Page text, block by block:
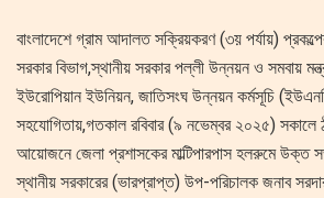
বাংলাদেশে গ্রাম আদালত সক্রিয়করণ (৩য় পর্যায়)
সরকার বিভাগ,স্থানীয় সরকার পল্লী উন্নয়ন ও সমবায়
ইউরোপিয়ান ইউনিয়ন, জাতিসংঘ উন্নয়ন কর্মসূচি
সহযোগিতায়,গতকাল রবিবার (৯ নভেম্বর ২০২৫) সকালে
আয়োজনে জেলা প্রশাসকের মাল্টিপারপাস হলরুমে উক্ত
স্থানীয় সরকারের (ভারপ্রাপ্ত) উপ-পরিচালক জনাব